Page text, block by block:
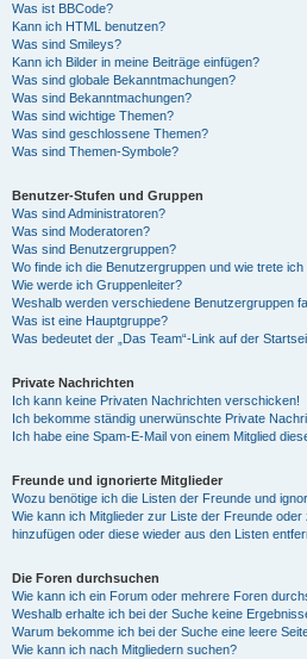
Was ist BBCode?
Kann ich HTML benutzen?
Was sind Smileys?
Kann ich Bilder in meine Beiträge einfügen?
Was sind globale Bekanntmachungen?
Was sind Bekanntmachungen?
Was sind wichtige Themen?
Was sind geschlossene Themen?
Was sind Themen-Symbole?
Benutzer-Stufen und Gruppen
Was sind Administratoren?
Was sind Moderatoren?
Was sind Benutzergruppen?
Wo finde ich die Benutzergruppen und wie trete ich
Wie werde ich Gruppenleiter?
Weshalb werden verschiedene Benutzergruppen
Was ist eine Hauptgruppe?
Was bedeutet der „Das Team“-Link auf der
Private Nachrichten
Ich kann keine Privaten Nachrichten verschicken!
Ich bekomme ständig unerwünschte Private
Ich habe eine Spam-E-Mail von einem Mitglied
Freunde und ignorierte Mitglieder
Wozu benötige ich die Listen der Freunde und
Wie kann ich Mitglieder zur Liste der Freunde
hinzufügen oder diese wieder aus den Listen
Die Foren durchsuchen
Wie kann ich ein Forum oder mehrere Foren
Weshalb erhalte ich bei der Suche keine
Warum bekomme ich bei der Suche eine leere
Wie kann ich nach Mitgliedern suchen?